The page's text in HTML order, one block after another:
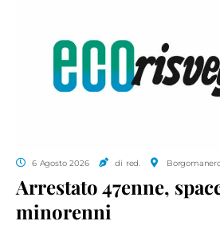
6 Agosto 2026 di red.
Arrestato 47enne,
minorenni